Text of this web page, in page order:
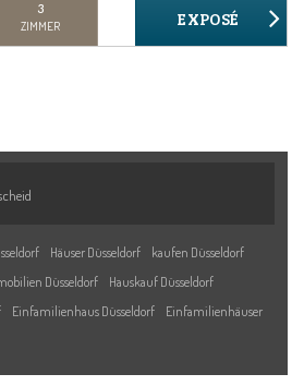
3
ZIMMER
Häuser Düsseldorf
kaufen Düsseldorf
Düsseldorf
Hauskauf Düsseldorf
Einfamilienhaus Düsseldorf
Einfamilienhäuser